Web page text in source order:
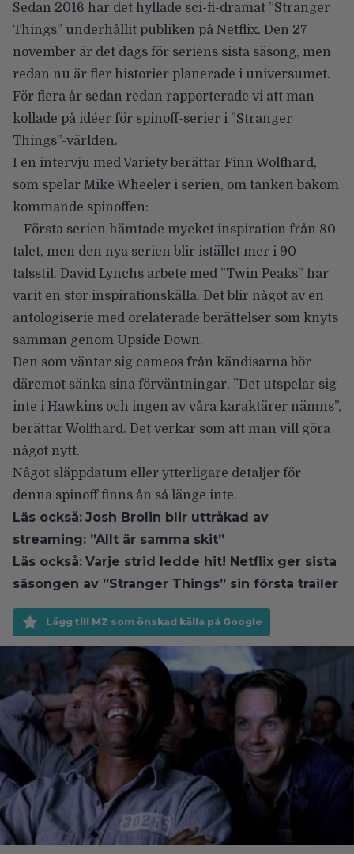
Sedan 2016 har det hyllade sci-fi-dramat ”Stranger
Things” underhållit publiken på Netflix. Den 27
november är det dags för seriens sista säsong, men
redan nu är fler historier planerade i universumet.
För flera år sedan redan rapporterade vi att man
kollade på idéer för spinoff-serier i ”Stranger
Things”-världen.
I en intervju medVariety berättar Finn Wolfhard,
som spelar Mike Wheeler i serien, om tanken bakom
kommande spinoffen:
– Första serien hämtade mycket inspiration från 80-
talet, men den nya serien blir istället mer i 90-
talsstil. David Lynchs arbete med ”Twin Peaks” har
varit en stor inspirationskälla. Det blir något av en
antologiserie med orelaterade berättelser som knyts
samman genom Upside Down.
Den som väntar sig cameos från kändisarna bör
däremot sänka sina förväntningar. ”Det utspelar sig
inte i Hawkins och ingen av våra karaktärer nämns”,
berättar Wolfhard. Det verkar som att man vill göra
något nytt.
Något släppdatum eller ytterligare detaljer för
denna spinoff finns ån så länge inte.
Läs också: Josh Brolin blir uttråkad av
streaming: ”Allt är samma skit”
Läs också: Varje strid ledde hit! Netflix ger sista
säsongen av ”Stranger Things” sin första trailer
Lägg till MZ som önskad källa på Google